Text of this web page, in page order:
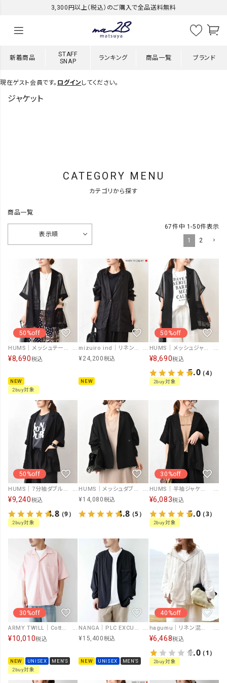
3,300円以上（税込）のご購入で全品送料無料
新着商品
STAFF
SNAP
ランキング 商品一覧 ブランド
現在ゲスト会員です。 ログインしてください。
ジャケット
CATEGORY MENU
カテゴリから探す
商品一覧
表示順
67件中 1-50件表示
1
2
50%off
¥8,690税込
NEW
2buy対象
¥24,200税込
NEW
50%off
¥8,690税込
5.0（4）
2buy対象
50%off
HUMS｜7分袖ダブルジャケット [[HUM-092]][C]
¥9,240税込
4.8（9）
2buy対象
HUMS｜メッシュダブルジャケット [[CJM-0013]][C]
¥14,080税込
4.8（5）
30%off
HUMS｜半袖ジャケット [[WGH5237]][C]
¥6,083税込
5.0（3）
2buy対象
30%off
ARMY TWILL｜Cotton Linen HS Utility Shirt [[AM-2617008]][D]
¥10,010税込
NEW UNISEX
MEN'S
2buy対象
NANGA｜PLC EXCURSION CARDIGAN [[N2500-1T405A]][D]
¥15,400税込
NEW UNISEX MEN'S
40%off
hagumu｜リネン混ノーカラージャケット [[hag-194]][C]
¥6,468税込
1.0（1）
2buy対象